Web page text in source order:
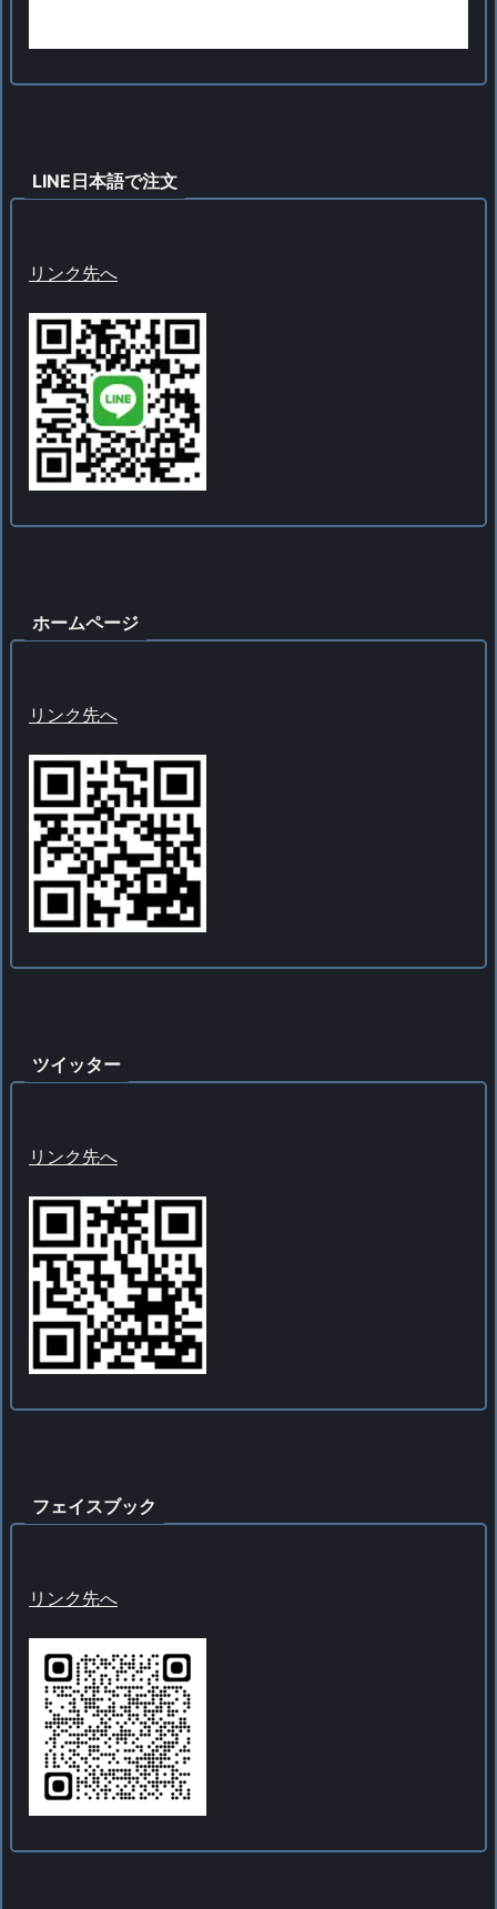
LINE日本語で注文
リンク先へ
ホームページ
リンク先へ
ツイッター
リンク先へ
フェイスブック
リンク先へ